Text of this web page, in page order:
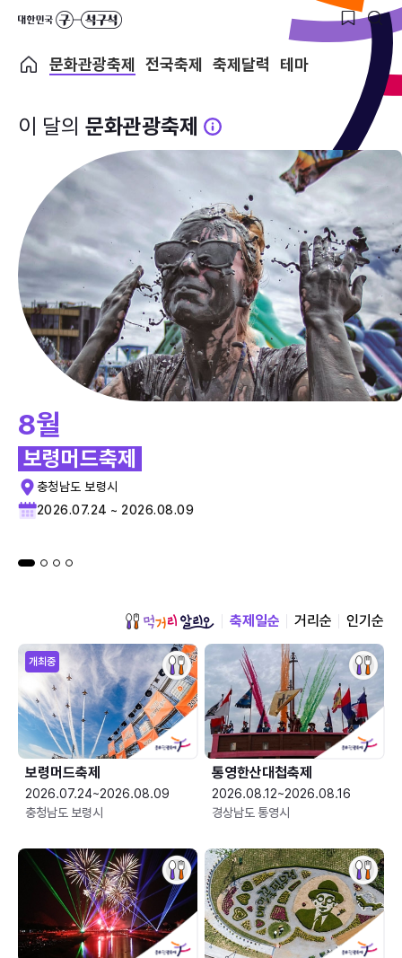
문화관광축제 전국축제 축제달력 테마
이 달의 문화관광축제
8월
보령머드축제
충청남도 보령시
2026.07.24 ~ 2026.08.09
축제일순 거리순 인기순
개최중
보령머드축제
2026.07.24~2026.08.09
충청남도 보령시
통영한산대첩축제
2026.08.12~2026.08.16
경상남도 통영시